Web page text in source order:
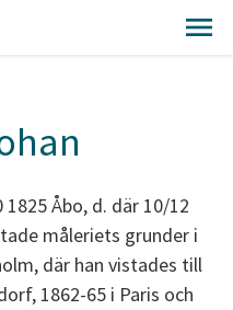
1825 Åbo, d. där 10/12
måleriets grunder i
där han vistades till
1862-65 i Paris och